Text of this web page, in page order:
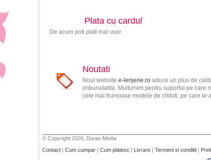
Plata cu cardul
De acum poti plati mai usor
Noutati
Noul website e-lenjerie.roaduce un plus de
imbunatatita. Multumim pentru suportul pe care
cele mai frumoase modele de chiloti, pe care le-
© Copyright 2026, Duras Media
Contact | Cum cumpar | Cum platesc | Livrare | Termeni si conditii |